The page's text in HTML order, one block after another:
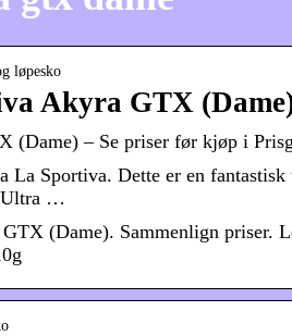
løpesko
Akyra GTX
(Dame) – Se priser før kjøp i
Sportiva. Dette er en
Ultra …
(Dame). Sammenlign priser.